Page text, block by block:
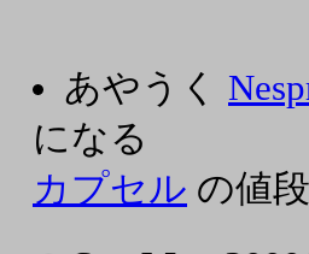
あやうく
になる
カプセル の値